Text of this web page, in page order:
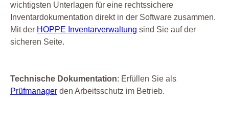
wichtigsten Unterlagen für eine rechtssichere
Inventardokumentation direkt in der Software zusammen.
Mit der HOPPE Inventarverwaltung sind Sie auf der
sicheren Seite.
Technische Dokumentation: Erfüllen Sie als
Prüfmanager den Arbeitsschutz im Betrieb.